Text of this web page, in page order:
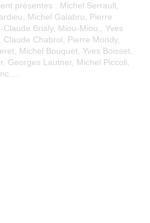
présentes : Michel Serrault,
Michel Galabru, Pierre
Brialy, Miou-Miou,, Yves
Chabrol, Pierre Mondy,
Michel Bouquet, Yves Boisset,
Georges Lautner, Michel Piccoli,